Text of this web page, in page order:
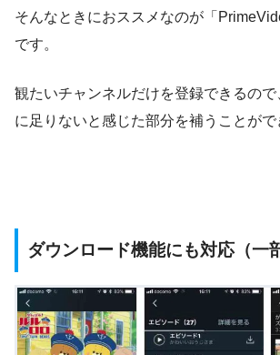
そんなときにおススメなのが「
です。
観たいチャンネルだけを登録できるの
に足りないと感じた部分を補うことがで
ダウンロード機能にも対応（一